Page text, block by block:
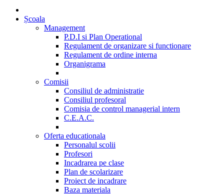
Școala
Management
P.D.I si Plan Operational
Regulament de organizare si functionare
Regulament de ordine interna
Organigrama
Comisii
Consiliul de administratie
Consiliul profesoral
Comisia de control managerial intern
C.E.A.C.
Oferta educationala
Personalul scolii
Profesori
Incadrarea pe clase
Plan de scolarizare
Proiect de incadrare
Baza materiala